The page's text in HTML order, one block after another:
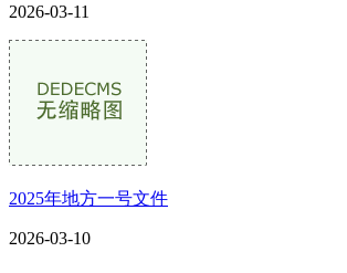
2026-03-11
2025年地方一号文件
2026-03-10